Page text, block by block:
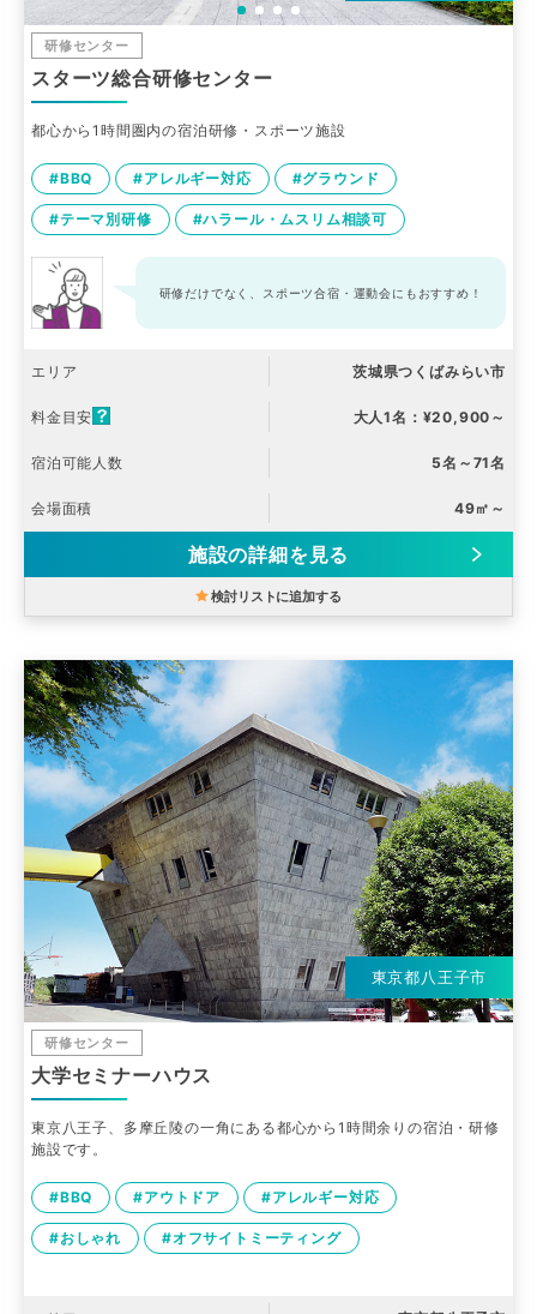
研修センター
スターツ総合研修センター
都心から1時間圏内の宿泊研修・スポーツ施設
#BBQ #アレルギー対応 #グラウンド
#テーマ別研修 #ハラール・ムスリム相談可
研修だけでなく、スポーツ合宿・運動会にもおすすめ！
エリア 茨城県つくばみらい市
料金目安 大人1名：¥20,900～
宿泊可能人数 5名～71名
会場面積 49㎡～
施設の詳細を見る
検討リストに追加する
東京都八王子市
研修センター
大学セミナーハウス
東京八王子、多摩丘陵の一角にある都心から1時間余りの宿泊・研修
施設です。
#BBQ #アウトドア #アレルギー対応
#おしゃれ #オフサイトミーティング